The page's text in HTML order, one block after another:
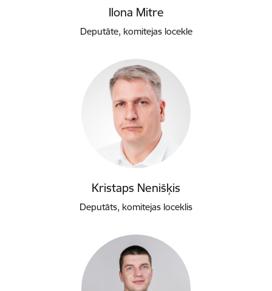
Ilona Mitre
Deputāte, komitejas locekle
Kristaps Nenišķis
Deputāts, komitejas loceklis